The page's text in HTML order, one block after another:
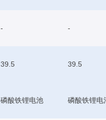
- -
39.5 39.5
磷酸铁锂电池 磷酸铁锂电